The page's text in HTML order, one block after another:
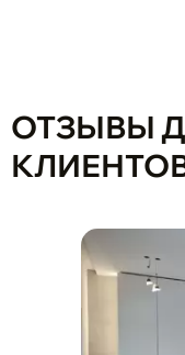
ОТЗЫВЫ